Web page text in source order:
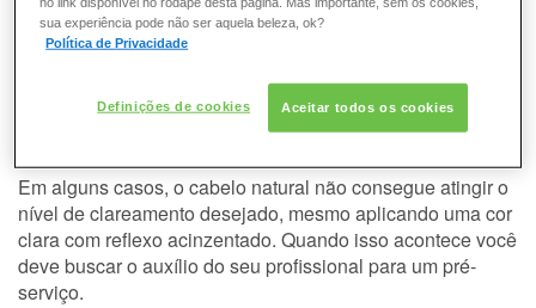
CABELO
CONSULTORIA DE PRODUTOS L'ORÉAL
Porque meu cabelo sempre fica
em tom alaranjado mesmo
colorindo com cores frias?
Em alguns casos, o cabelo natural não consegue atingir o
nível declareamento desejado, mesmo aplicando uma cor
clara com reflexo acinzentado. Quando isso acontece você
deve buscar o auxílio do seu profissional para um pré-
serviço.
sua experiência pode não ser aquela beleza, ok?
Política de Privacidade
Definições de cookies Aceitar todos os cookies